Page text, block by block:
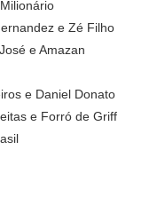
e Zé Filho
e Amazan
e Daniel Donato
e Forró de Griff